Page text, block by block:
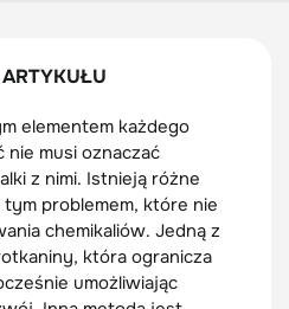
elementem każdego
musi oznaczać
z nimi. Istnieją różne
problemem, które nie
chemikaliów. Jedną z
która ogranicza
umożliwiając